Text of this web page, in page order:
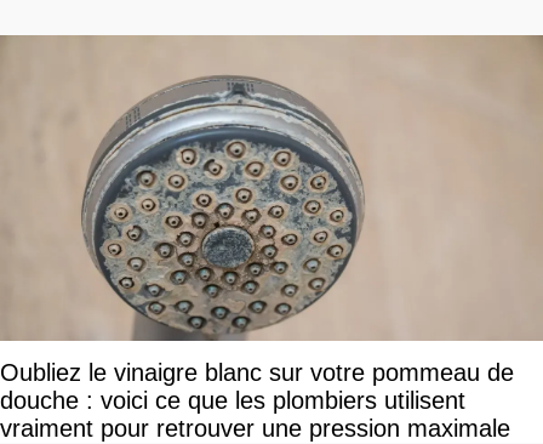
Oubliez le vinaigre blanc sur votre pommeau de
douche : voici ce que les plombiers utilisent
vraiment pour retrouver une pression maximale